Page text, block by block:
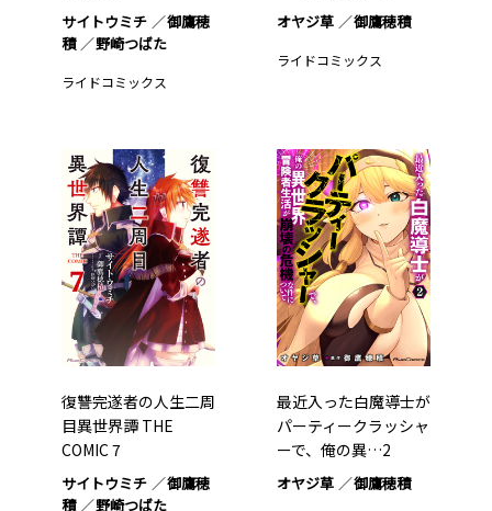
サイトウミチ
御鷹穂
積
野崎つばた
ライドコミックス
オヤジ草 御鷹穂積
ライドコミックス
復讐完遂者の人生二周
目異世界譚 THE
COMIC 7
サイトウミチ
御鷹穂
積
野崎つばた
最近入った白魔導士が
パーティークラッシャ
ーで、俺の異…2
オヤジ草 御鷹穂積